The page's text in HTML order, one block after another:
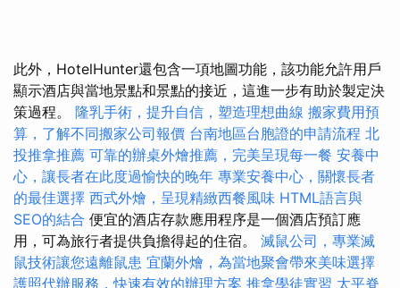
此外，HotelHunter還包含一項地圖功能，該功能允許用戶
顯示酒店與當地景點和景點的接近，這進一步有助於製定決
策過程。 隆乳手術，提升自信，塑造理想曲線 搬家費用預
算，了解不同搬家公司報價 台南地區台胞證的申請流程 北
投推拿推薦 可靠的辦桌外燴推薦，完美呈現每一餐 安養中
心，讓長者在此度過愉快的晚年 專業安養中心，關懷長者
的最佳選擇 西式外燴，呈現精緻西餐風味 HTML語言與
SEO的結合 便宜的酒店存款應用程序是一個酒店預訂應
用，可為旅行者提供負擔得起的住宿。 滅鼠公司，專業滅
鼠技術讓您遠離鼠患 宜蘭外燴，為當地聚會帶來美味選擇
護照代辦服務，快速有效的辦理方案 推拿學徒實習 太平脊